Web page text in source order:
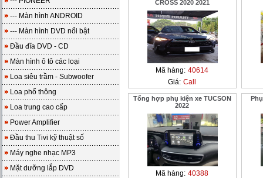
--- Màn hình ANDROID
--- Màn hình DVD nổi bật
Đầu đĩa DVD - CD
Màn hình ô tô các loại
Loa siêu trầm - Subwoofer
Loa phổ thông
Loa trung cao cấp
Power Amplifier
Đầu thu Tivi kỹ thuật số
Máy nghe nhạc MP3
Mặt dưỡng lắp DVD
CROSS 2020 2021
Mã hàng: 40614
Giá: Call
Tổng hợp phụ kiện xe TUCSON
2022
Mã hàng: 40388